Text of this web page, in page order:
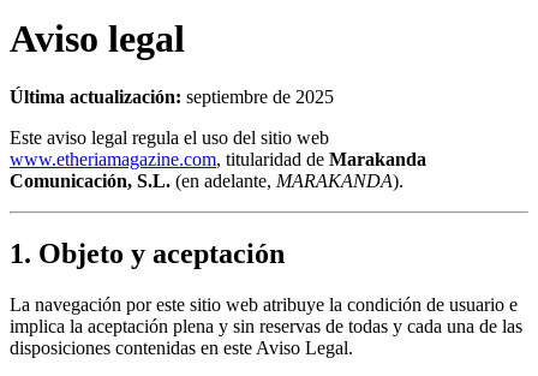
Aviso legal
Última actualización: septiembre de 2025
Este aviso legal regula el uso del sitio web
www.etheriamagazine.com, titularidad de Marakanda
Comunicación, S.L. (en adelante, MARAKANDA).
1. Objeto y aceptación
La navegación por este sitio web atribuye la condición de usuario e
implica la aceptación plena y sin reservas de todas y cada una de las
disposiciones contenidas en este Aviso Legal.